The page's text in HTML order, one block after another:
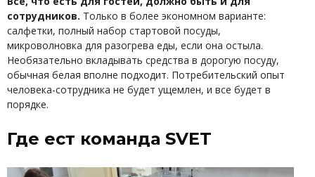
сотрудников. Только в более экономном варианте:
салфетки, полный набор стартовой посуды,
микроволновка для разогрева еды, если она остыла.
Необязательно вкладывать средства в дорогую посуду,
обычная белая вполне подходит. Потребительский опыт
человека-сотрудника не будет ущемлен, и все будет в
порядке.
Где ест команда SVET